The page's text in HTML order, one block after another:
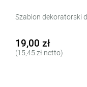
Szablon dekoratorski
19,00 zł
(15,45 zł netto)